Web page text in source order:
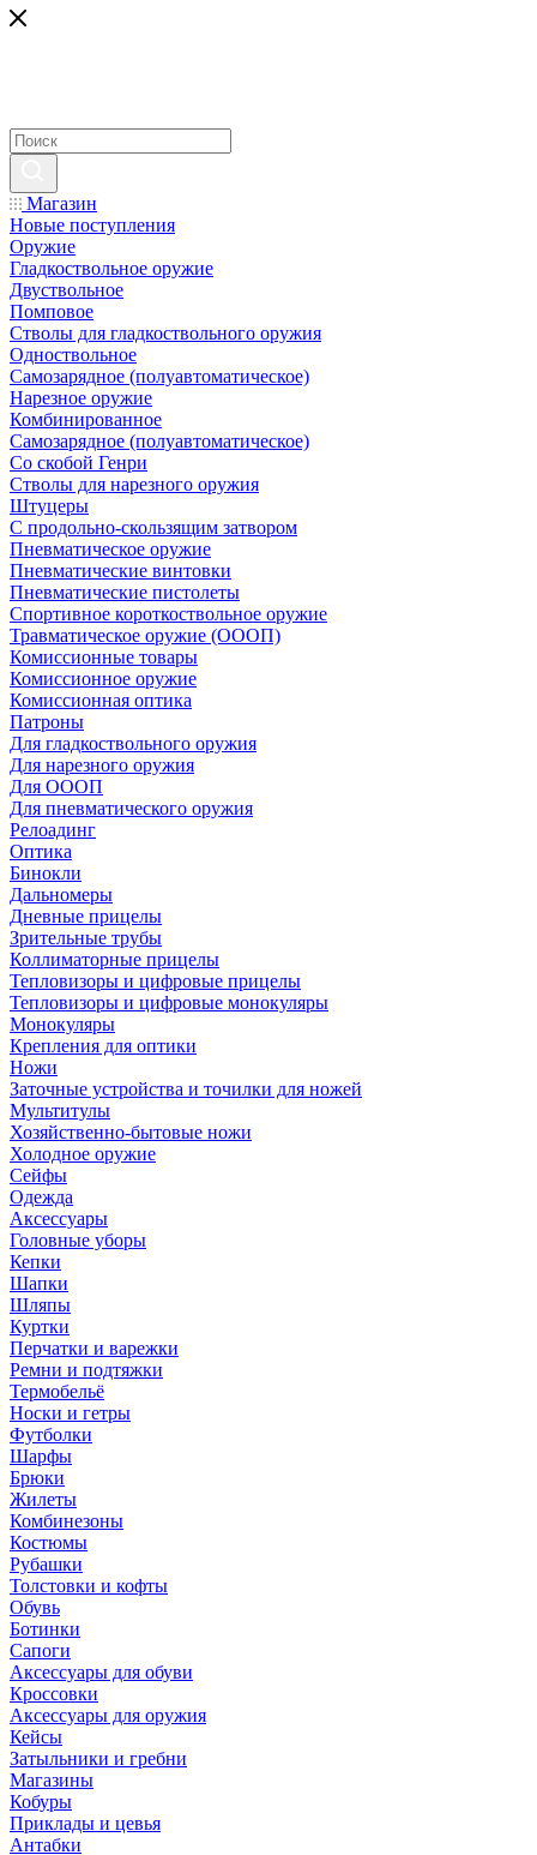
Магазин
Новые поступления
Оружие
Гладкоствольное оружие
Двуствольное
Помповое
Стволы для гладкоствольного оружия
Одноствольное
Самозарядное (полуавтоматическое)
Нарезное оружие
Комбинированное
Самозарядное (полуавтоматическое)
Со скобой Генри
Стволы для нарезного оружия
Штуцеры
С продольно-скользящим затвором
Пневматическое оружие
Пневматические винтовки
Пневматические пистолеты
Спортивное короткоствольное оружие
Травматическое оружие (ОООП)
Комиссионные товары
Комиссионное оружие
Комиссионная оптика
Патроны
Для гладкоствольного оружия
Для нарезного оружия
Для ОООП
Для пневматического оружия
Релоадинг
Оптика
Бинокли
Дальномеры
Дневные прицелы
Зрительные трубы
Коллиматорные прицелы
Тепловизоры и цифровые прицелы
Тепловизоры и цифровые монокуляры
Монокуляры
Крепления для оптики
Ножи
Заточные устройства и точилки для ножей
Мультитулы
Хозяйственно-бытовые ножи
Холодное оружие
Сейфы
Одежда
Аксессуары
Головные уборы
Кепки
Шапки
Шляпы
Куртки
Перчатки и варежки
Ремни и подтяжки
Термобельё
Носки и гетры
Футболки
Шарфы
Брюки
Жилеты
Комбинезоны
Костюмы
Рубашки
Толстовки и кофты
Обувь
Ботинки
Сапоги
Аксессуары для обуви
Кроссовки
Аксессуары для оружия
Кейсы
Затыльники и гребни
Магазины
Кобуры
Приклады и цевья
Антабки